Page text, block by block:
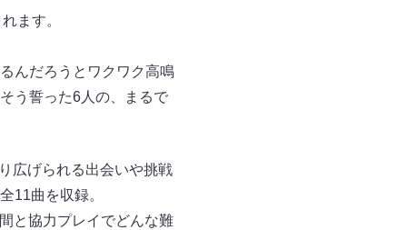
ます。
んだろうとワクワク⾼鳴
う誓った6⼈の、まるで
広げられる出会いや挑戦
11曲を収録。
と協⼒プレイでどんな難